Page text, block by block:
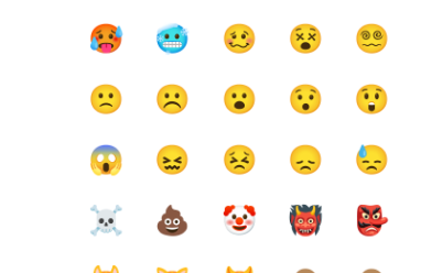
🥵
🥶 🥴 😵 😵‍💫
🙁
☹️ 😮 😯 😲
😱
😖 😣 😞 😓
☠️
💩 🤡 👹 👺